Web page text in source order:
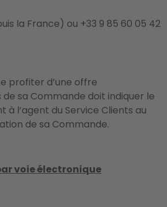
la France) ou +33 9 85 60 05 42
profiter d’une offre
sa Commande doit indiquer le
l’agent du Service Clients au
de sa Commande.
voie électronique